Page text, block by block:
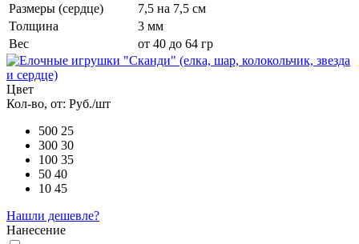
Размеры (сердце)
7,5 на 7,5 см
Толщина
3 мм
Вес
от 40 до 64 гр
Цвет
Кол-во, от: Руб./шт
500 25
300 30
100 35
50 40
10 45
Нашли дешевле?
Нанесение